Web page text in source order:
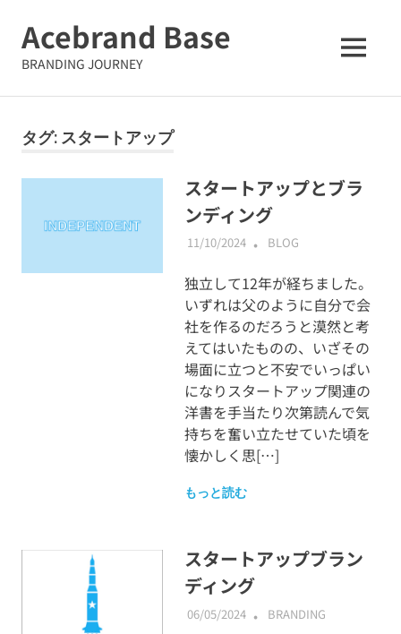
ツ
Acebrand Base
BRANDING JOURNEY MENU
タグ: スタートアップ
スタートアップとブラ
ンディング
11/10/2024 ABMALLYTG24
BLOG
独立して12年が経ちました。
いずれは父のように自分で会
社を作るのだろうと漠然と考
えてはいたものの、いざその
場面に立つと不安でいっぱい
になりスタートアップ関連の
洋書を手当たり次第読んで気
持ちを奮い立たせていた頃を
懐かしく思[…]
もっと読む
スタートアップブラン
ディング
06/05/2024 ABMALLYTG24
BRANDING